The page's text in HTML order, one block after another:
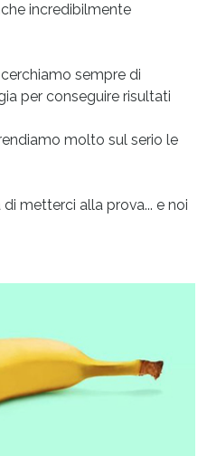
incredibilmente
sempre di
per conseguire risultati
molto sul serio le
metterci alla prova... e noi